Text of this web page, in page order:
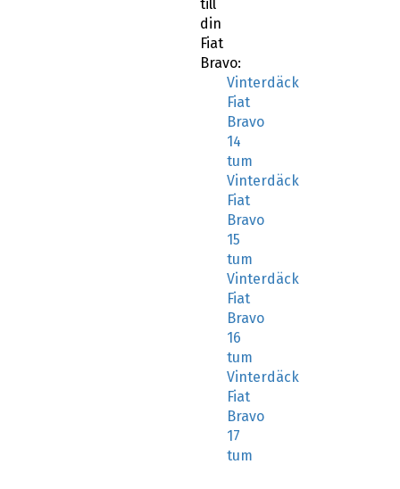
till
din
Fiat
Bravo:
Vinterdäck
Fiat
Bravo
14
tum
Vinterdäck
Fiat
Bravo
15
tum
Vinterdäck
Fiat
Bravo
16
tum
Vinterdäck
Fiat
Bravo
17
tum